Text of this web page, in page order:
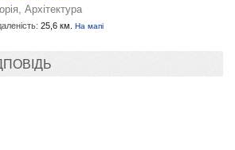
Архітектура
25,6 км. На мапі